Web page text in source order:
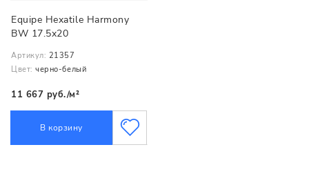
Equipe Hexatile Harmony
BW 17.5x20
Артикул: 21357
Цвет: черно-белый
11 667 руб./м²
В корзину